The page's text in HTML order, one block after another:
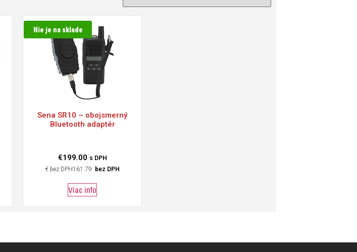
Nie je na sklade
Sena SR10 – obojsmerný
Bluetooth adaptér
€199.00 s DPH
€
161.79 bez DPH
Viac info